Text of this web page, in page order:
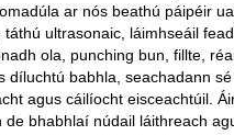
ar nós beathú páipéir
táthú ultrasonaic, láimhseáil
ola, punching bun, fillte,
díluchtú babhla, seachadann
agus cáilíocht eisceachtúil.
de bhabhlaí núdail láithreach